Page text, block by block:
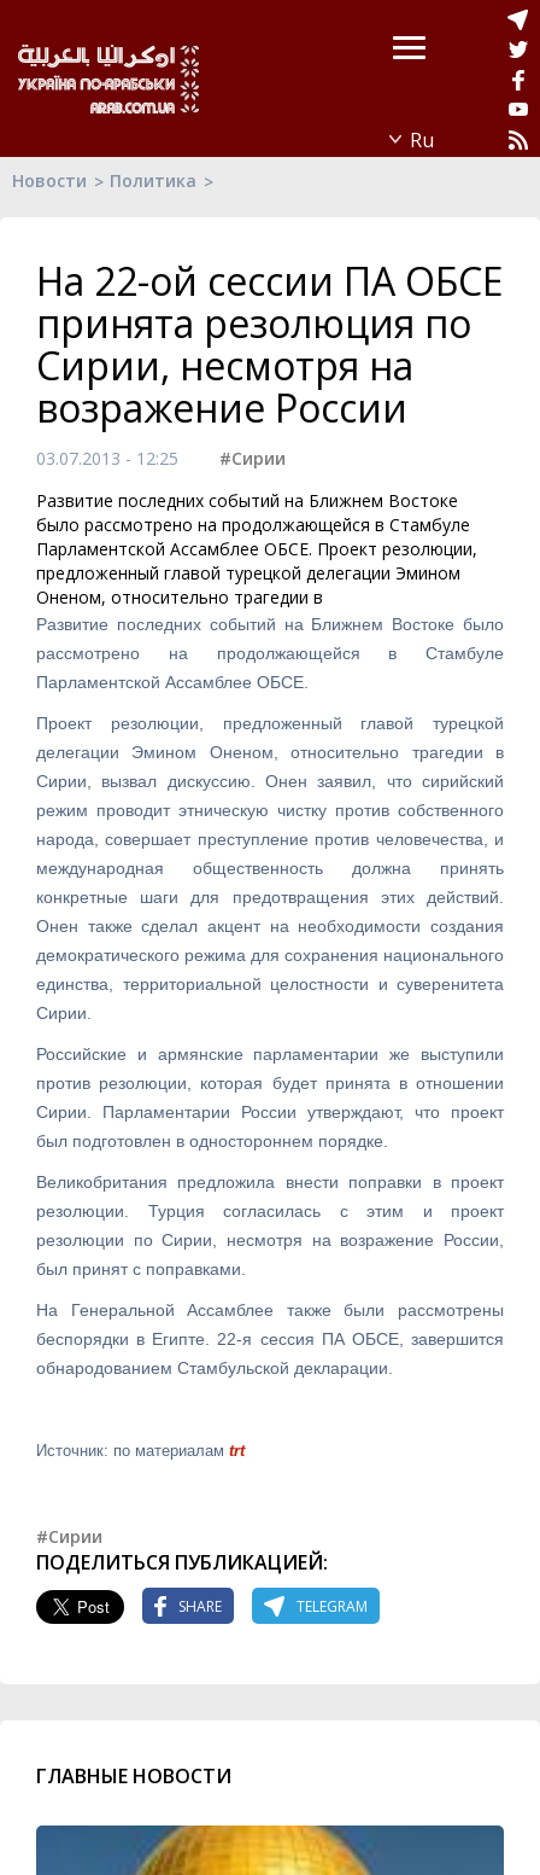
Новости Политика
На 22-ой сессии ПА ОБСЕ
принята резолюция по
Сирии, несмотря на
возражение России
03.07.2013 - 12:25
#Сирии
Развитие последних событий на Ближнем Востоке
было рассмотрено на продолжающейся в Стамбуле
Парламентской Ассамблее ОБСЕ. Проект резолюции,
предложенный главой турецкой делегации Эмином
Оненом, относительно трагедии в
Развитие последних событий на Ближнем Востоке было
рассмотрено на продолжающейся в Стамбуле
Парламентской Ассамблее ОБСЕ.
Проект резолюции, предложенный главой турецкой
делегации Эмином Оненом, относительно трагедии в
Сирии, вызвал дискуссию. Онен заявил, что сирийский
режим проводит этническую чистку против собственного
народа, совершает преступление против человечества, и
международная общественность должна принять
конкретные шаги для предотвращения этих действий.
Онен также сделал акцент на необходимости создания
демократического режима для сохранения национального
единства, территориальной целостности и суверенитета
Сирии.
Российские и армянские парламентарии же выступили
против резолюции, которая будет принята в отношении
Сирии. Парламентарии России утверждают, что проект
был подготовлен в одностороннем порядке.
Великобритания предложила внести поправки в проект
резолюции. Турция согласилась с этим и проект
резолюции по Сирии, несмотря на возражение России,
был принят с поправками.
На Генеральной Ассамблее также были рассмотрены
беспорядки в Египте. 22-я сессия ПА ОБСЕ, завершится
обнародованием Стамбульской декларации.
Источник: по материалам trt
#Сирии
ПОДЕЛИТЬСЯ ПУБЛИКАЦИЕЙ:
SHARE TELEGRAM
ГЛАВНЫЕ НОВОСТИ